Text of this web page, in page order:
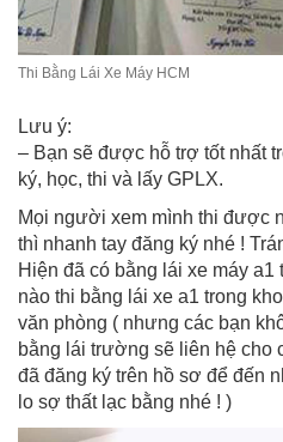
Thi Bằng Lái Xe Máy HCM
Lưu ý:
– Bạn sẽ được hỗ trợ tốt nhất
ký, học, thi và lấy GPLX.
Mọi người xem mình thi được
thì nhanh tay đăng ký nhé !
Hiện đã có bằng lái xe máy a1
nào thi bằng lái xe a1 trong
văn phòng ( nhưng các bạn
bằng lái trường sẽ liên hệ cho
đã đăng ký trên hồ sơ để đến
lo sợ thất lạc bằng nhé ! )